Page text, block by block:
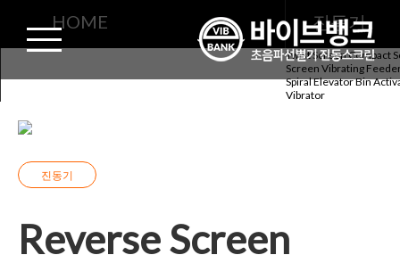
HOME 진동기
Reverse Screen
Twist ScreenCompact
Screen Vibrating
Spiral ElevatorBin
Vibrator
진동기
Reverse Screen